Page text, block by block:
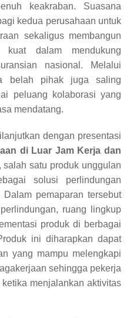
keakraban. Suasana
kedua perusahaan untuk
sekaligus membangun
kuat dalam mendukung
nasional. Melalui
belah pihak juga saling
peluang kolaborasi yang
mendatang.
dengan presentasi
di Luar Jam Kerja dan
salah satu produk unggulan
solusi perlindungan
pemaparan tersebut
ruang lingkup
produk di berbagai
ini diharapkan dapat
yang mampu melengkapi
sehingga pekerja
menjalankan aktivitas